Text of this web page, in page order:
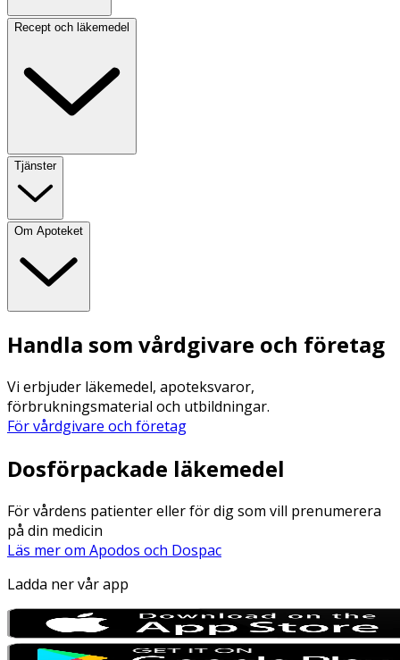
Recept och läkemedel
Tjänster
Om Apoteket
Handla som vårdgivare och företag
Vi erbjuder läkemedel, apoteksvaror,
förbrukningsmaterial och utbildningar.
För vårdgivare och företag
Dosförpackade läkemedel
För vårdens patienter eller för dig som vill prenumerera
på din medicin
Läs mer om Apodos och Dospac
Ladda ner vår app